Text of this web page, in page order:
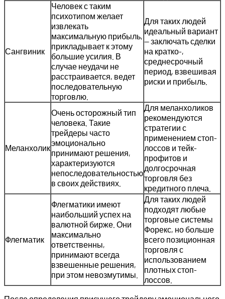
Сангвиник
Человек с таким
психотипом желает
извлекать
максимальную прибыль,
прикладывает к этому
большие усилия. В
случае неудачи не
расстраивается, ведет
последовательную
торговлю.
Для таких людей
идеальный вариант
— заключать сделки
на кратко-,
среднесрочный
период, взвешивая
риски и прибыль.
Меланхолик
Очень осторожный тип
человека. Такие
трейдеры часто
эмоционально
принимают решения,
характеризуются
непоследовательностью
в своих действиях.
Для меланхоликов
рекомендуются
стратегии с
применением стоп-
лоссов и тейк-
профитов и
долгосрочная
торговля без
кредитного плеча.
Флегматик
Флегматики имеют
наибольший успех на
валютной бирже. Они
максимально
ответственны,
принимают всегда
взвешенные решения,
при этом невозмутимы.
Для таких людей
подходят любые
торговые системы
Форекс, но больше
всего позиционная
торговля с
использованием
плотных стоп-
лоссов.